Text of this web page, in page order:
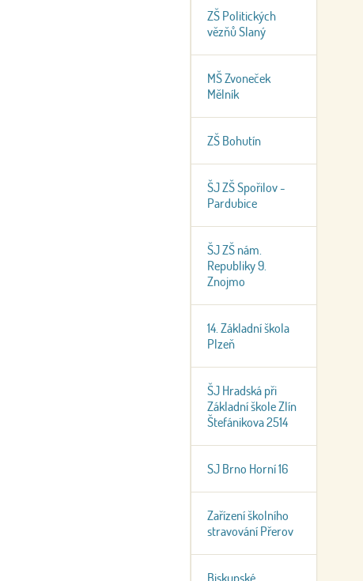
ZŠ Politických
vězňů Slaný
MŠ Zvoneček
Mělník
ZŠ Bohutín
ŠJ ZŠ Spořilov -
Pardubice
ŠJ ZŠ nám.
Republiky 9.
Znojmo
14. Základní škola
Plzeň
ŠJ Hradská při
Základní škole Zlín
Štefánikova 2514
SJ Brno Horní 16
Zařízení školního
stravování Přerov
Biskupské